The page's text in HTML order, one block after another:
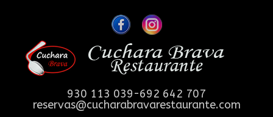
930 113 039-692 642 707
reservas@cucharabravarestaurante.com